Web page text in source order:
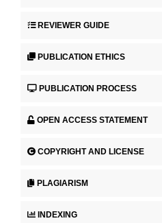
REVIEWER GUIDE
PUBLICATION ETHICS
PUBLICATION PROCESS
OPEN ACCESS STATEMENT
COPYRIGHT AND LICENSE
PLAGIARISM
INDEXING